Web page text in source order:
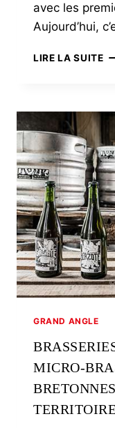
avec les
Aujourd’hui,
LIRE LA SUITE
?
GRAND ANGLE
MICRO-